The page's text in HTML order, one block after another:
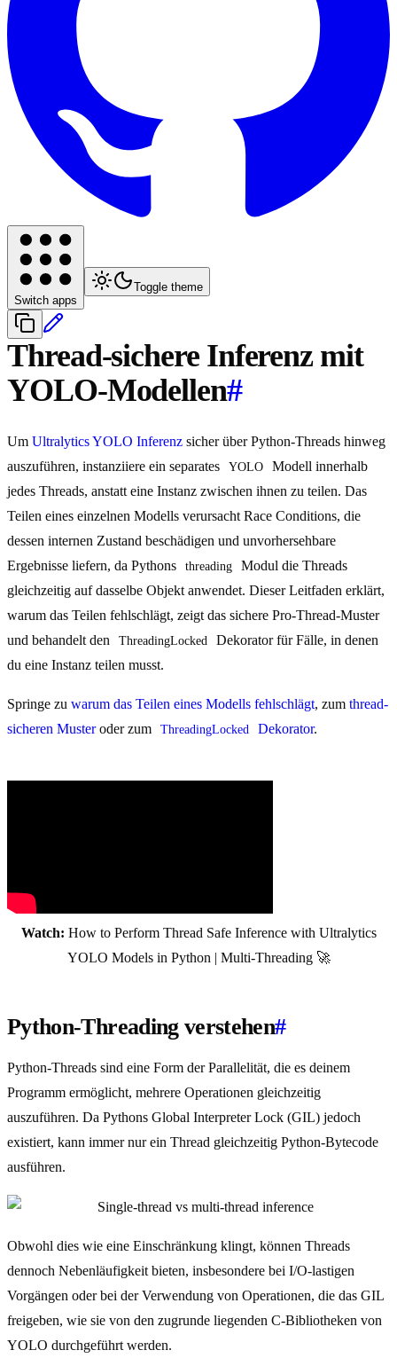
Switch apps
Toggle theme
Thread-sichere Inferenz mit
YOLO-Modellen#
Um Ultralytics YOLO Inferenz sicher über Python-Threads hinweg
auszuführen, instanziiere ein separates
YOLO
Modell innerhalb
jedes Threads, anstatt eine Instanz zwischen ihnen zu teilen. Das
Teilen eines einzelnen Modells verursacht Race Conditions, die
dessen internen Zustand beschädigen und unvorhersehbare
Ergebnisse liefern, da Pythons
threading
Modul die Threads
gleichzeitig auf dasselbe Objekt anwendet. Dieser Leitfaden erklärt,
warum das Teilen fehlschlägt, zeigt das sichere Pro-Thread-Muster
und behandelt den
ThreadingLocked
Dekorator für Fälle, in denen
du eine Instanz teilen musst.
Springe zu warum das Teilen eines Modells fehlschlägt, zum thread-
sicheren Musteroder zum ThreadingLocked Dekorator.
Watch: How to Perform Thread Safe Inference with Ultralytics
YOLO Models in Python | Multi-Threading 🚀
Python-Threading verstehen#
Python-Threads sind eine Form der Parallelität, die es deinem
Programm ermöglicht, mehrere Operationen gleichzeitig
auszuführen. Da Pythons Global Interpreter Lock (GIL) jedoch
existiert, kann immer nur ein Thread gleichzeitig Python-Bytecode
ausführen.
Obwohl dies wie eine Einschränkung klingt, können Threads
dennoch Nebenläufigkeit bieten, insbesondere bei I/O-lastigen
Vorgängen oder bei der Verwendung von Operationen, die das GIL
freigeben, wie sie von den zugrunde liegenden C-Bibliotheken von
YOLO durchgeführt werden.